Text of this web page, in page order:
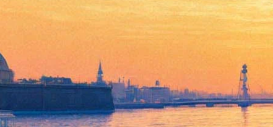
Версия для печати
В России может прекратить существование литературная
премия «Русский Букер», чьими лауреатами становились
Булат Окуджава, Людмила Улицкая, Елена Чижова, Михаил